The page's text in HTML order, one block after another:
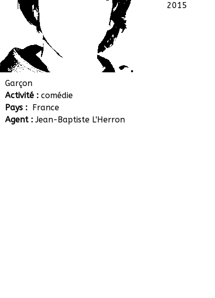
Owen Kanga
Garçon
Activité : comédie
Pays : France
Agent :Jean-Baptiste L'Herron
2015